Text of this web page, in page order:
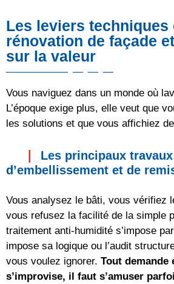
Les leviers techniques
rénovation de façade
sur la valeur
Vous naviguez dans un monde où
L’époque exige plus, elle veut que
les solutions et que vous affichiez
Les principaux travaux
d’embellissement et de
Vous analysez le bâti, vous vérifiez
vous refusez la facilité de la simple
traitement anti-humidité s’impose
impose sa logique ou l’audit
vous voulez ignorer. Tout demande
s’improvise, il faut s’amuser